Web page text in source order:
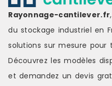
Rayonnage-cantilever.fr
du stockage industriel en
solutions sur mesure pour
Découvrez les modèles
et demandez un devis